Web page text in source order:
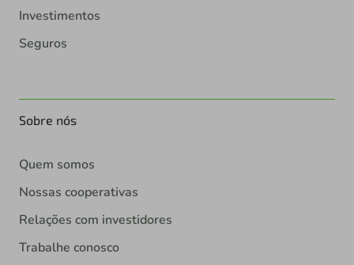
Investimentos
Seguros
Sobre nós
Quem somos
Nossas cooperativas
Relações com investidores
Trabalhe conosco